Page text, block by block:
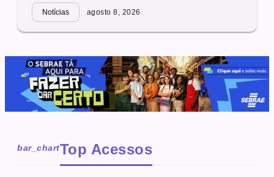
Notícias agosto 8, 2026
bar_chartTop Acessos